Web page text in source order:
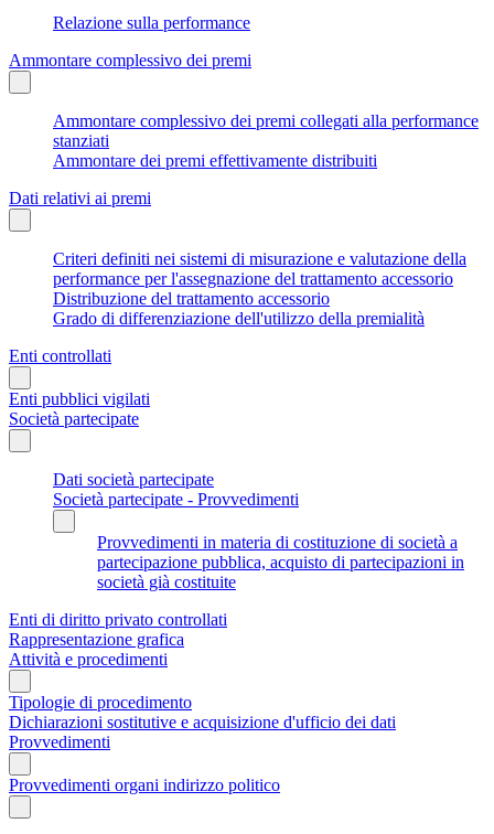
Relazione sulla performance
Ammontare complessivo dei premi
Ammontare complessivo dei premi collegati alla performance
stanziati
Ammontare dei premi effettivamente distribuiti
Dati relativi ai premi
Criteri definiti nei sistemi di misurazione e valutazione della
performance per l'assegnazione del trattamento accessorio
Distribuzione del trattamento accessorio
Grado di differenziazione dell'utilizzo della premialità
Enti controllati
Enti pubblici vigilati
Società partecipate
Dati società partecipate
Società partecipate - Provvedimenti
Provvedimenti in materia di costituzione di società a
partecipazione pubblica, acquisto di partecipazioni in
società già costituite
Enti di diritto privato controllati
Rappresentazione grafica
Attività e procedimenti
Tipologie di procedimento
Dichiarazioni sostitutive e acquisizione d'ufficio dei dati
Provvedimenti
Provvedimenti organi indirizzo politico